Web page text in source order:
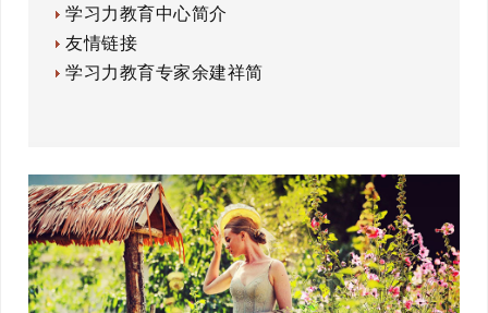
学习力教育中心简介
友情链接
学习力教育专家余建祥简